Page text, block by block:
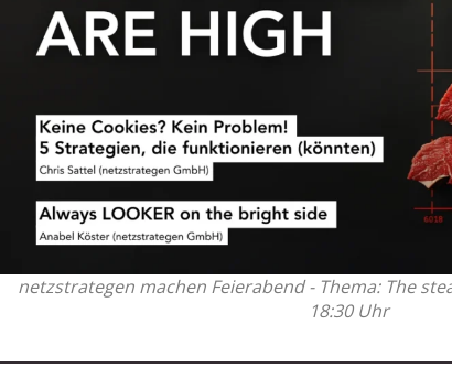
netzstrategen machen Feierabend - Thema: The
18:30 Uhr